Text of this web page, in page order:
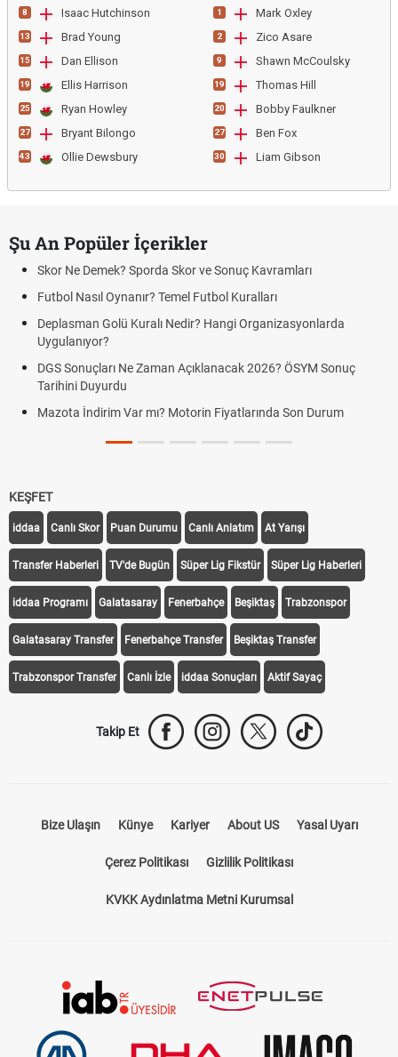
8 Isaac Hutchinson
13 Brad Young
15 Dan Ellison
19 Ellis Harrison
25 Ryan Howley
27 Bryant Bilongo
43 Ollie Dewsbury
1 Mark Oxley
2 Zico Asare
9 Shawn McCoulsky
19 Thomas Hill
20 Bobby Faulkner
27 Ben Fox
30 Liam Gibson
Şu An Popüler İçerikler
Skor Ne Demek? Sporda Skor ve Sonuç Kavramları
Futbol Nasıl Oynanır? Temel Futbol Kuralları
Deplasman Golü Kuralı Nedir? Hangi Organizasyonlarda
Uygulanıyor?
DGS Sonuçları Ne Zaman Açıklanacak 2026? ÖSYM Sonuç
Tarihini Duyurdu
Mazota İndirim Var mı? Motorin Fiyatlarında Son Durum
KEŞFET
iddaa Canlı Skor Puan Durumu Canlı Anlatım At Yarışı
Transfer Haberleri TV'de Bugün Süper Lig Fikstür Süper Lig Haberleri
iddaa Programı Galatasaray Fenerbahçe Beşiktaş Trabzonspor
Galatasaray Transfer Fenerbahçe Transfer Beşiktaş Transfer
Trabzonspor Transfer Canlı İzle iddaa Sonuçları Aktif Sayaç
Takip Et
Bize Ulaşın Künye Kariyer About US Yasal Uyarı
Çerez Politikası Gizlilik Politikası
KVKK Aydınlatma Metni Kurumsal